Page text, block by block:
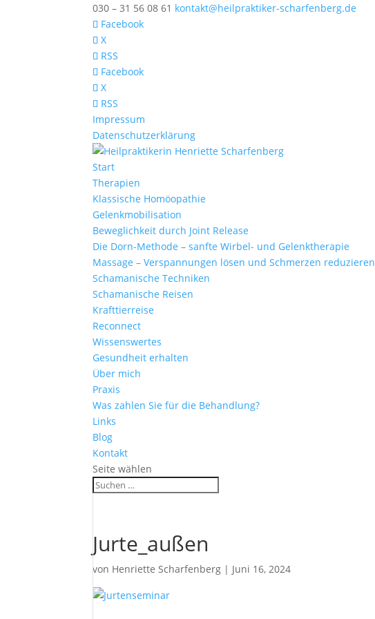
030 – 31 56 08 61 kontakt@heilpraktiker-scharfenberg.de
Facebook
X
RSS
Facebook
X
RSS
Impressum
Datenschutzerklärung
Start
Therapien
Klassische Homöopathie
Gelenkmobilisation
Beweglichkeit durch Joint Release
Die Dorn-Methode – sanfte Wirbel- und Gelenktherapie
Massage – Verspannungen lösen und Schmerzen reduzieren
Schamanische Techniken
Schamanische Reisen
Krafttierreise
Reconnect
Wissenswertes
Gesundheit erhalten
Über mich
Praxis
Was zahlen Sie für die Behandlung?
Links
Blog
Kontakt
Seite wählen
Jurte_außen
von Henriette Scharfenberg | Juni 16, 2024